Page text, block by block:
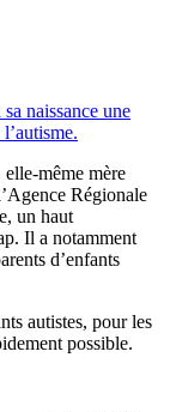
naissance une
même mère
Régionale
un haut
Il a notamment
d’enfants
autistes, pour les
possible.